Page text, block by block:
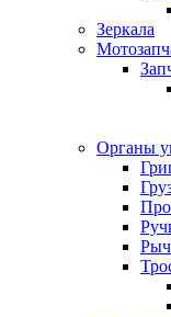
Зеркала
Органы